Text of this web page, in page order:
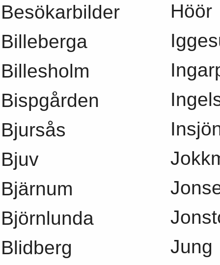
Besökarbilder
Billeberga
Billesholm
Bispgården
Bjursås
Bjuv
Bjärnum
Björnlunda
Blidberg
Höör
Jung